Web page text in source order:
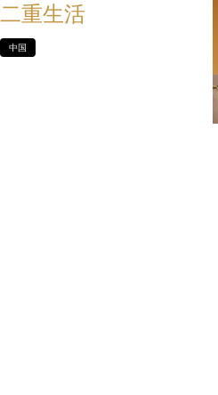
二重生活
中国